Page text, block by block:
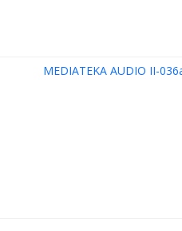
MEDIATEKA AUDIO II-